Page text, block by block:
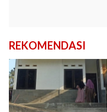
REKOMENDASI